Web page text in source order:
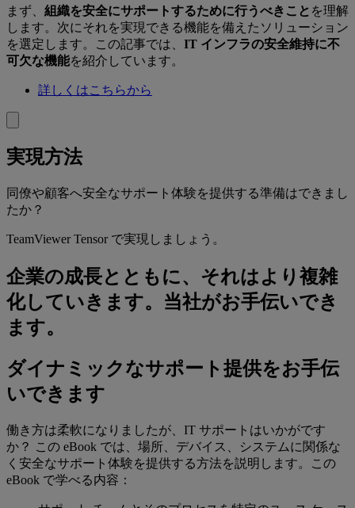
まず、 組織を安全にサポートするために行うべきこと を理解
します。次にそれを実現できる機能を備えたソリューション
を選定します。この記事では、 IT インフラの安全維持に不
可欠な機能を紹介しています。
詳しくはこちらから
実現方法
同僚や顧客へ安全なサポート体験を提供する準備はできまし
たか？
TeamViewer Tensor で実現しましょう。
企業の成長とともに、それはより複雑
化していきます。当社がお手伝いでき
ます。
ダイナミックなサポート提供をお手伝
いできます
働き方は柔軟になりましたが、IT サポートはいかがです
か？ この eBook では、場所、デバイス、システムに関係な
く安全なサポート体験を提供する方法を説明します。この
eBook で学べる内容：